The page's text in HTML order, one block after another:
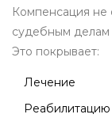
Компенсация не
судебным делам
Это покрывает:
Лечение
Реабилитацию